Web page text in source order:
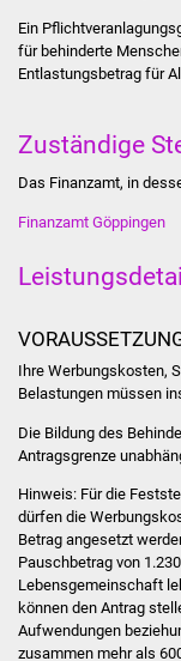
Ein
für behinderte
Entlastungsbetrag für
Zuständige
Das Finanzamt, in
Finanzamt Göppingen
Ihre Werbungskosten,
Belastungen müssen
Die Bildung des
Antragsgrenze
Hinweis:Für die
dürfen die
Betrag angesetzt
Pauschbetrag von
Lebensgemeinschaft
können den Antrag
Aufwendungen
zusammen mehr als